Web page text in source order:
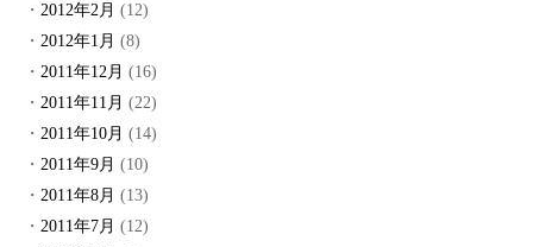
2012年2月 (12)
2012年1月 (8)
2011年12月 (16)
2011年11月 (22)
2011年10月 (14)
2011年9月 (10)
2011年8月 (13)
2011年7月 (12)